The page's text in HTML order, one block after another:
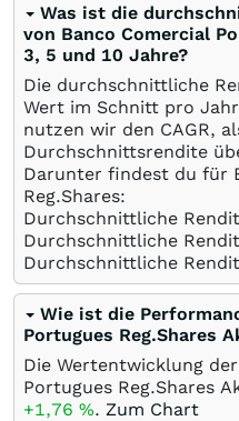
Was ist die
von Banco Comercial
3, 5 und 10 Jahre?
Die durchschnittliche
Wert im Schnitt pro
nutzen wir den CAGR,
Durchschnittsrendite
Darunter findest du für
Reg.Shares:
Durchschnittliche
Durchschnittliche
Durchschnittliche
Wie ist die
Portugues Reg.Shares
Die Wertentwicklung
Portugues Reg.Shares
+1,76 %. Zum Chart